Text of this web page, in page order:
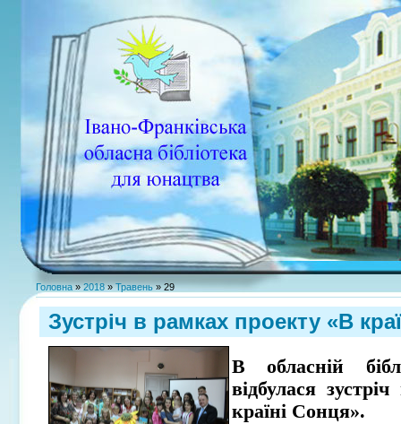
Головна»2018 » Травень » 29
Зустріч в рамках проекту «В
В обласній
відбулася
країні Сонця».